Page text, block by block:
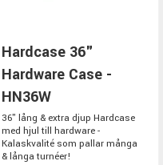
Hardcase 36"
Hardware Case -
HN36W
36" lång & extra djup Hardcase
med hjul till hardware -
Kalaskvalité som pallar många
& långa turnéer!